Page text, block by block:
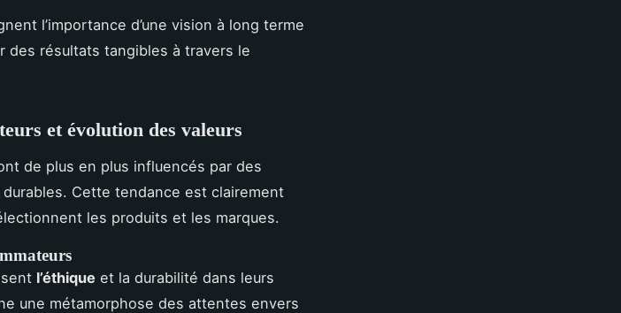
l’importance d’une vision à long terme
des résultats tangibles à travers le
et évolution des valeurs
de plus en plus influencés par des
Cette tendance est clairement
les produits et les marques.
l’éthique et la durabilité dans leurs
une métamorphose des attentes envers